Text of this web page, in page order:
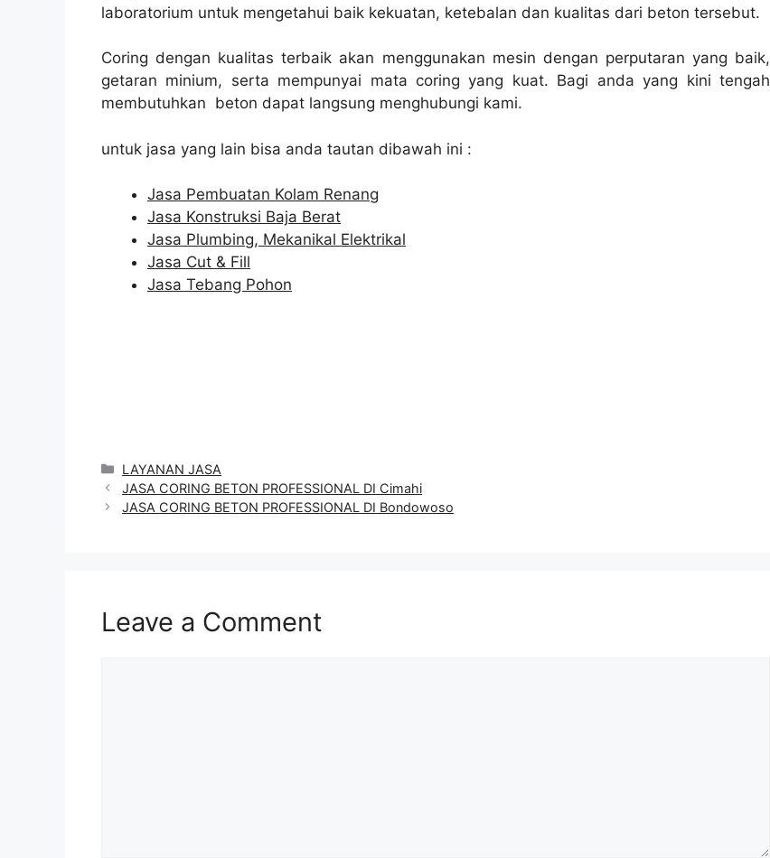
laboratorium untuk mengetahui baik kekuatan, ketebalan dan kualitas dari beton tersebut.
Coring dengan kualitas terbaik akan menggunakan mesin dengan perputaran yang baik,
getaran minium, serta mempunyai mata coring yang kuat. Bagi anda yang kini tengah
membutuhkan beton dapat langsung menghubungi kami.
untuk jasa yang lain bisa anda tautan dibawah ini :
Jasa Pembuatan Kolam Renang
Jasa Konstruksi Baja Berat
Jasa Plumbing, Mekanikal Elektrikal
Jasa Cut & Fill
Jasa Tebang Pohon
Categories
LAYANAN JASA
JASA CORING BETON PROFESSIONAL DI Cimahi
JASA CORING BETON PROFESSIONAL DI Bondowoso
Leave a Comment